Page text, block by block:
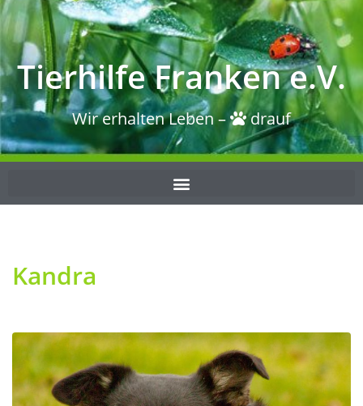
Tierhilfe Franken e.V.
Wir erhalten Leben – drauf
Kandra